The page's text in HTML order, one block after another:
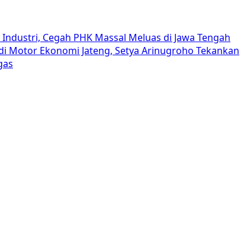
Cegah PHK Massal Meluas di Jawa Tengah
Motor Ekonomi Jateng, Setya Arinugroho Tekankan